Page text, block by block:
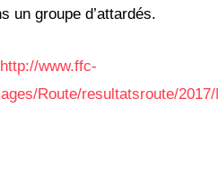
un groupe d’attardés.
http://www.ffc-
Route/resultatsroute/